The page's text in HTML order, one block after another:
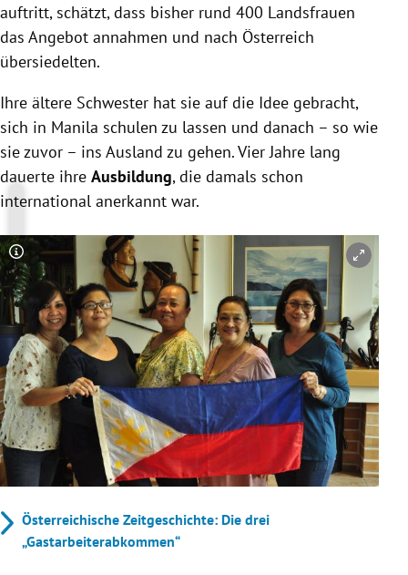
auftritt, schätzt, dass bisher rund 400 Landsfrauen
das Angebot annahmen und nach Österreich
übersiedelten.
Ihre ältere Schwester hat sie auf die Idee gebracht,
sich in Manila schulen zu lassen und danach – so wie
sie zuvor – ins Ausland zu gehen. Vier Jahre lang
dauerte ihre Ausbildung, die damals schon
international anerkannt war.
Copyright-Hinweis öffnen/schließen
Österreichische Zeitgeschichte: Die drei
„Gastarbeiterabkommen“